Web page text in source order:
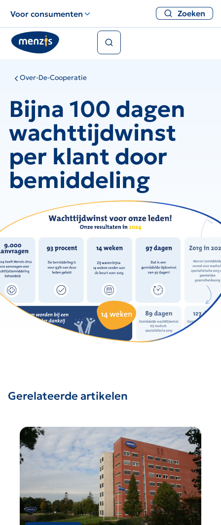
voor
snelle
navigatie
Voor consumenten Zoeken
Over-De-Cooperatie
Bijna 100 dagen
wachttijdwinst
per klant door
bemiddeling
Gerelateerde artikelen